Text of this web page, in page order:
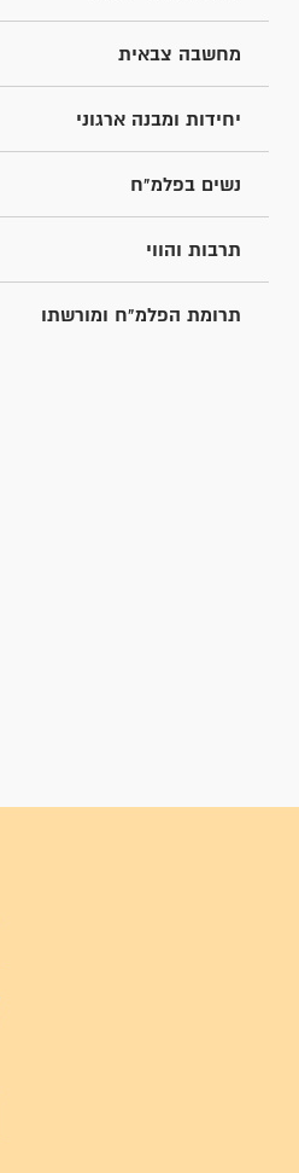
מחשבה צבאית
יחידות ומבנה ארגוני
נשים בפלמ"ח
תרבות והווי
תרומת הפלמ"ח ומורשתו